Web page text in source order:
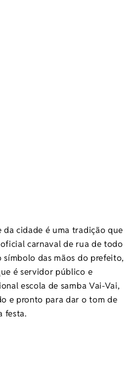
da cidade é uma tradição que
carnaval de rua de todo
símbolo das mãos do prefeito,
é servidor público e
escola de samba Vai-Vai,
e pronto para dar o tom de
festa.